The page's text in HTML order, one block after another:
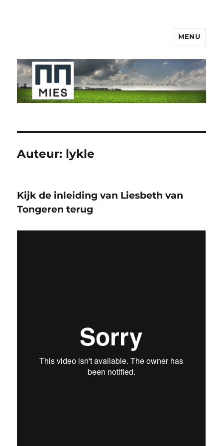
Maatschappij voor Innovatie van
Economie en Samenleving
MENU
Auteur: lykle
Kijk de inleiding van Liesbeth van
Tongeren terug